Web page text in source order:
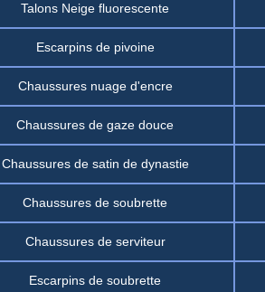
Talons Neige fluorescente
Escarpins de pivoine
Chaussures nuage d'encre
Chaussures de gaze douce
Chaussures de satin de dynastie
Chaussures de soubrette
Chaussures de serviteur
Escarpins de soubrette